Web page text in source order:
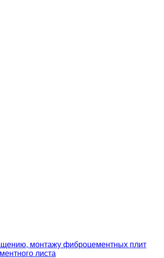
монтажу фиброцементных плит
листа